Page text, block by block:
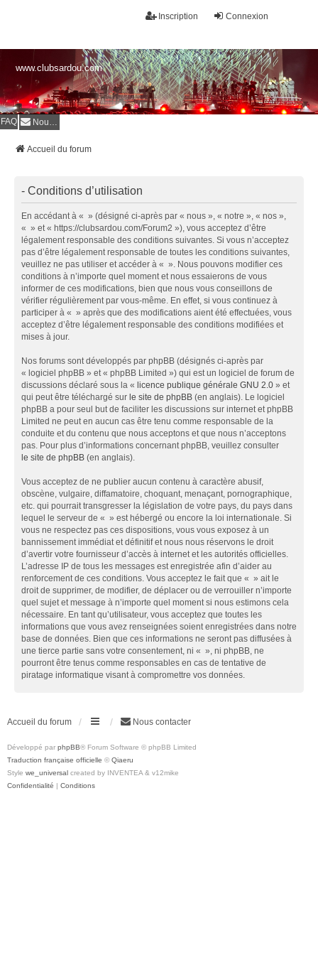
Connexion
Inscription
www.clubsardou.com
FAQ Nous contacter
Accueil du forum
- Conditions d’utilisation
En accédant à « » (désigné ci-après par « nous », « notre », « nos »,
« » et « https://clubsardou.com/Forum2 »), vous acceptez d’être
légalement responsable des conditions suivantes. Si vous n’acceptez
pas d’être légalement responsable de toutes les conditions suivantes,
veuillez ne pas utiliser et accéder à « ». Nous pouvons modifier ces
conditions à n’importe quel moment et nous essaierons de vous
informer de ces modifications, bien que nous vous conseillons de
vérifier régulièrement par vous-même. En effet, si vous continuez à
participer à « » après que des modifications aient été effectuées, vous
acceptez d’être légalement responsable des conditions modifiées et
mises à jour.
Nos forums sont développés par phpBB (désignés ci-après par
« logiciel phpBB » et « phpBB Limited ») qui est un logiciel de forum de
discussions déclaré sous la « licence publique générale GNU 2.0 » et
qui peut être téléchargé sur le site de phpBB (en anglais). Le logiciel
phpBB a pour seul but de faciliter les discussions sur internet et phpBB
Limited ne peut en aucun cas être tenu comme responsable de la
conduite et du contenu que nous acceptons et que nous n’acceptons
pas. Pour plus d’informations concernant phpBB, veuillez consulter
le site de phpBB (en anglais).
Vous acceptez de ne publier aucun contenu à caractère abusif,
obscène, vulgaire, diffamatoire, choquant, menaçant, pornographique,
etc. qui pourrait transgresser la législation de votre pays, du pays dans
lequel le serveur de « » est hébergé ou encore la loi internationale. Si
vous ne respectez pas ces dispositions, vous vous exposez à un
bannissement immédiat et définitif et nous nous réservons le droit
d’avertir votre fournisseur d’accès à internet et les autorités officielles.
L’adresse IP de tous les messages est enregistrée afin d’aider au
renforcement de ces conditions. Vous acceptez le fait que « » ait le
droit de supprimer, de modifier, de déplacer ou de verrouiller n’importe
quel sujet et message à n’importe quel moment si nous estimons cela
nécessaire. En tant qu’utilisateur, vous acceptez que toutes les
informations que vous avez renseignées soient enregistrées dans notre
base de données. Bien que ces informations ne seront pas diffusées à
une tierce partie sans votre consentement, ni « », ni phpBB, ne
pourront être tenus comme responsables en cas de tentative de
piratage informatique visant à compromettre vos données.
Accueil du forum Nous contacter
Développé par phpBB® Forum Software © phpBB Limited
Traduction française officielle © Qiaeru
Style we_universal created by INVENTEA & v12mike
Confidentialité | Conditions